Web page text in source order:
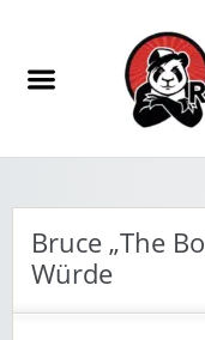
Bruce „The
Würde